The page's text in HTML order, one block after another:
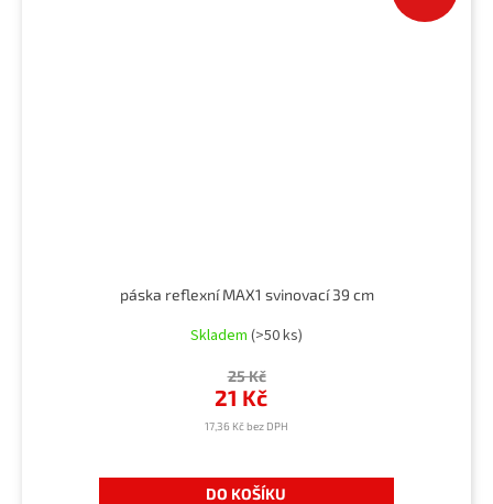
páska reflexní MAX1 svinovací 39 cm
Skladem (>50 ks)
17,36 Kč bez DPH
21 Kč
25 Kč
DO KOŠÍKU